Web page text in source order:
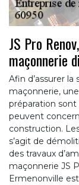
JS Pro
maçonnerie
Afin d’assurer
maçonnerie,
préparation sont
peuvent
construction.
s’agit de
des travaux
maçonnerie JS
Ermenonville